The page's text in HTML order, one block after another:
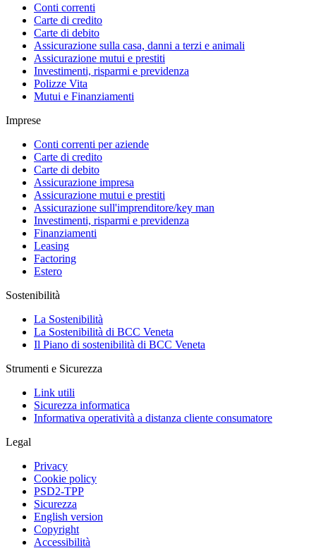
Conti correnti
Carte di credito
Carte di debito
Assicurazione sulla casa, danni a terzi e animali
Assicurazione mutui e prestiti
Investimenti, risparmi e previdenza
Polizze Vita
Mutui e Finanziamenti
Imprese
Conti correnti per aziende
Carte di credito
Carte di debito
Assicurazione impresa
Assicurazione mutui e prestiti
Assicurazione sull'imprenditore/key man
Investimenti, risparmi e previdenza
Finanziamenti
Leasing
Factoring
Estero
Sostenibilità
La Sostenibilità
La Sostenibilità di BCC Veneta
Il Piano di sostenibilità di BCC Veneta
Strumenti e Sicurezza
Link utili
Sicurezza informatica
Informativa operatività a distanza cliente consumatore
Legal
Privacy
Cookie policy
PSD2-TPP
Sicurezza
English version
Copyright
Accessibilità